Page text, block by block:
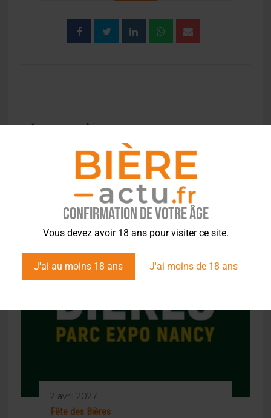
Confirmation de votre âge
Vous devez avoir 18 ans pour visiter ce site.
J'ai au moins 18 ans J'ai moins de 18 ans
2 avril 2027
Fête des Bières